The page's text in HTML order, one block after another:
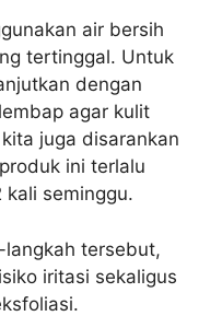
air bersih
tertinggal. Untuk
dengan
agar kulit
juga disarankan
ini terlalu
kali seminggu.
langkah tersebut,
iritasi sekaligus